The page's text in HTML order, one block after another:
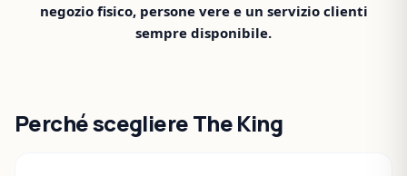
negozio fisico, persone vere e un servizio clienti
sempre disponibile.
Perché scegliere The King